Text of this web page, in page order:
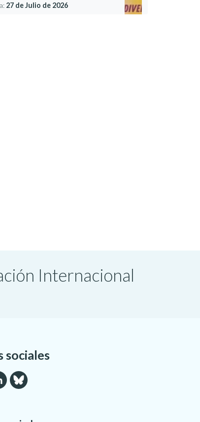
27 de Julio de 2026
Internacional
sociales